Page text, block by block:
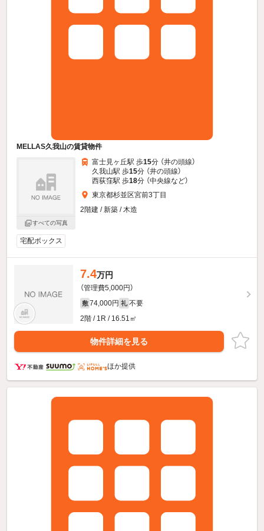
MELLAS久我山の賃貸物件
すべての写真
富士見ヶ丘駅 歩15分 （井の頭線）
久我山駅 歩15分 （井の頭線）
西荻窪駅 歩18分 （中央線など）
東京都杉並区宮前3丁目
2階建 / 新築 / 木造
宅配ボックス
7.4万円
（管理費5,000円）
敷 74,000円 礼 不要
2階 / 1R / 16.51㎡
物件詳細を見る
ほか提供